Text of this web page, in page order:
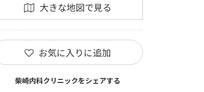
大きな地図で見る
お気に入りに追加
柴崎内科クリニックをシェアする